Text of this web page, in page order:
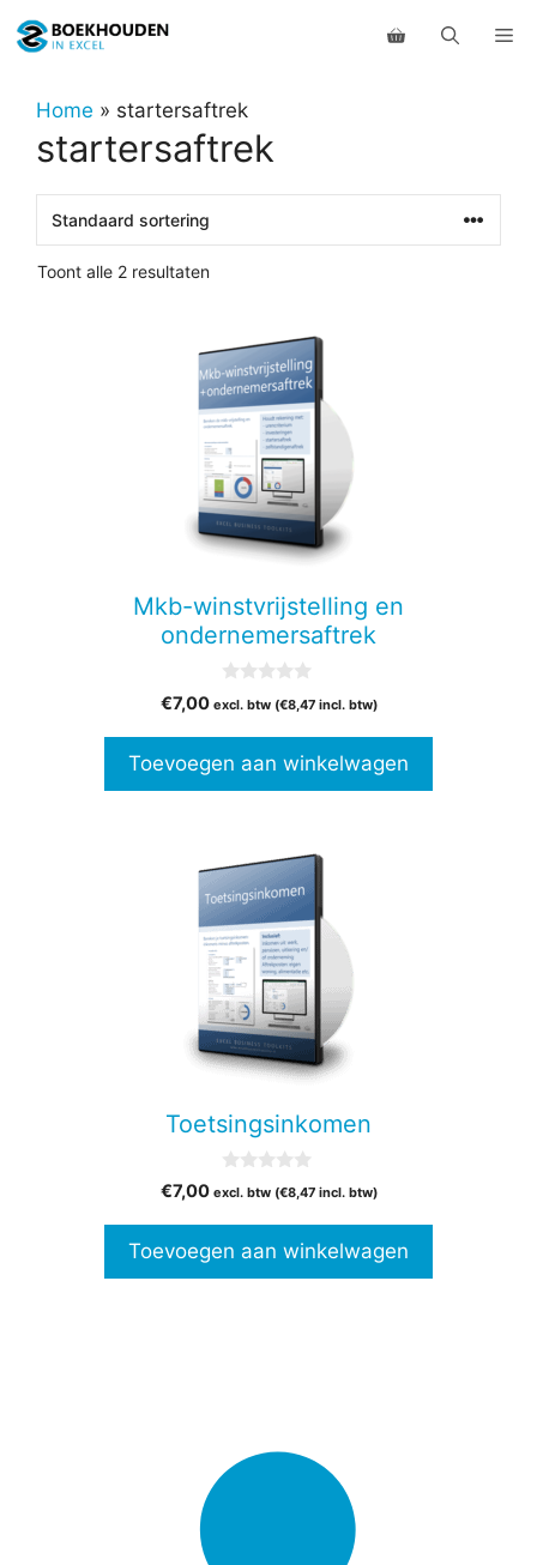
naar
inhoudHome » startersaftrek
startersaftrek
Toont alle 2 resultaten
Mkb-winstvrijstelling en
ondernemersaftrek
v
5
€7,00 excl. btw (€8,47incl. btw)
Toevoegen aan winkelwagen
Toetsingsinkomen
v
5
€7,00 excl. btw (€8,47incl. btw)
Toevoegen aan winkelwagen